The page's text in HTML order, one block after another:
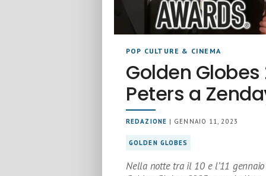
POP CULTURE & CINEMA
Golden
Peters a
REDAZIONE | GENNAIO 11, 2023
GOLDEN GLOBES
Nella notte tra il 10 e l’11